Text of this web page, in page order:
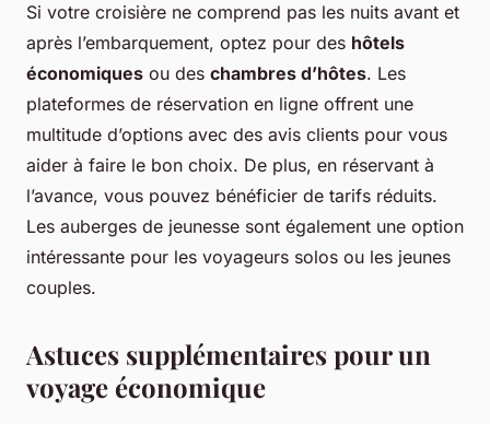
Si votre croisière ne comprend pas les nuits avant et
après l’embarquement, optez pour des hôtels
économiques ou des chambres d’hôtes. Les
plateformes de réservation en ligne offrent une
multitude d’options avec des avis clients pour vous
aider à faire le bon choix. De plus, en réservant à
l’avance, vous pouvez bénéficier de tarifs réduits.
Les auberges de jeunesse sont également une option
intéressante pour les voyageurs solos ou les jeunes
couples.
Astuces supplémentaires pour un
voyage économique